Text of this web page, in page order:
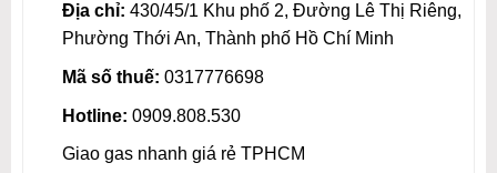
Địa chỉ: 430/45/1 Khu phố 2, Đường Lê Thị Riêng,
Phường Thới An, Thành phố Hồ Chí Minh
Mã số thuế: 0317776698
Hotline: 0909.808.530
Giao gas nhanh giá rẻ TPHCM